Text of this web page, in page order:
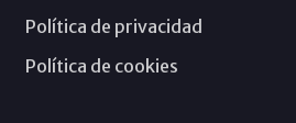
Política de privacidad
Política de cookies